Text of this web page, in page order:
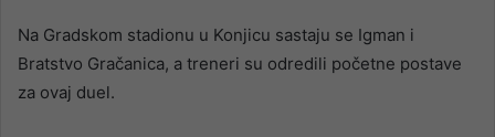
Na Gradskom stadionu u Konjicu sastaju se Igman i
Bratstvo Gračanica, a treneri su odredili početne postave
za ovaj duel.